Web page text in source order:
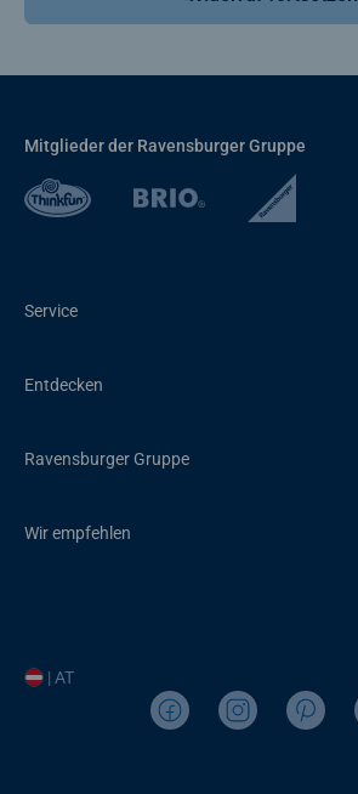
Mitglieder der Ravensburger Gruppe
Service
Entdecken
Ravensburger Gruppe
Wir empfehlen
| AT